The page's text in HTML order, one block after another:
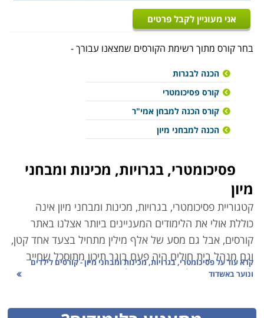
אני מעוניין לקבל פרטים
בחר קורס מתוך רשימת הקורסים שמצאנו עבורך -
הכנה לבגרות
קורס פסיכומטרי
קורס הכנה למבחן אמי"ר
הכנה למבחני מיון
פסיכומטרי, בגרויות, מכינות ומבחני
מיון
קטגוריית פסיכומטרי, בגרויות, מכינות ומבחני מיון אינה
כוללת אולי את הלימודים המעניינים ביותר אצלנו באתר
קורסים, אבל גם מסע של אלף מילין מתחיל בצעד אחד קטן,
וגם מנהל בית חולים היה פעם בוגר תיכון מתוסכל שחייב
לשפר בגרויות ולהשיג ציון מעולה בפסיכומטרי, כזה שיאפשר
מכללות פרטיות רבות בארץ, נותרו תחומי לימוד מסויימים
קרא עוד עלפסיכומטרי, בגרויות, מכינות ומבחני מיון - קורסים לילדים
ונוער באשדוד